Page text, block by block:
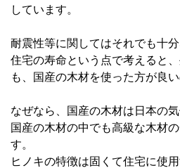
しています。
耐震性等に関してはそれでも十
住宅の寿命という点で考えると
も、国産の木材を使った方が良い
なぜなら、国産の木材は日本の
国産の木材の中でも高級な木材
す。
ヒノキの特徴は固くて住宅に使